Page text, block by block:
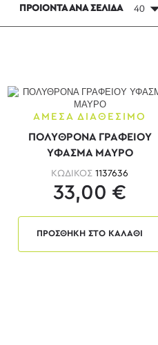
ΠΡΟΙΟΝΤΑ ΑΝΑ ΣΕΛΙΔΑ 40
ΑΜΕΣΑ ΔΙΑΘΕΣΙΜΟ
ΠΟΛΥΘΡΟΝΑ ΓΡΑΦΕΙΟΥ
ΥΦΑΣΜΑ ΜΑΥΡΟ
ΚΩΔΙΚΟΣ1137636
33,00 €
ΠΡΟΣΘΗΚΗ ΣΤΟ ΚΑΛΑΘΙ